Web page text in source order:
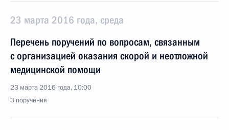
23 марта 2016 года, среда
Перечень поручений по вопросам, связанным
с организацией оказания скорой и неотложной
медицинской помощи
23 марта 2016 года, 10:00
3 поручения